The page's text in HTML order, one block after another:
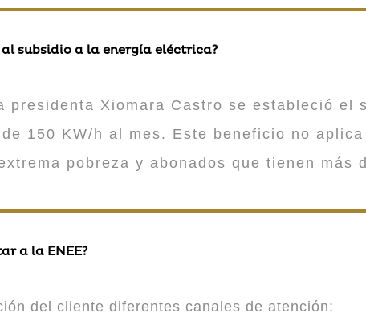
subsidio a la energía eléctrica?
presidenta Xiomara Castro se estableció
150 KW/h al mes. Este beneficio no
pobreza y abonados que tienen más
a la ENEE?
del cliente diferentes canales de atención: